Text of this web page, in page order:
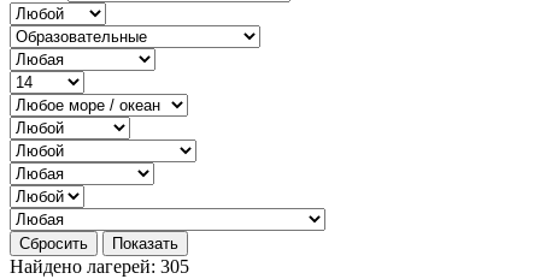
Сбросить Показать
Найдено лагерей: 305